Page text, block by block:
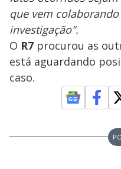
que vem
investigação".
O R7 procurou as
está aguardando
caso.